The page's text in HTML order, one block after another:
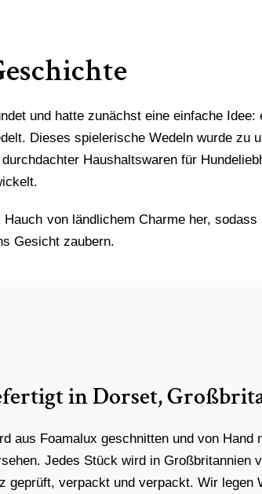
und hatte zunächst eine einfache Idee:
Dieses spielerische Wedeln wurde zu
Haushaltswaren für
von ländlichem Charme her, sodass
Gesicht zaubern.
in Dorset,
aus Foamalux geschnitten und von Hand
Jedes Stück wird in Großbritannien
geprüft, verpackt und verpackt. Wir legen